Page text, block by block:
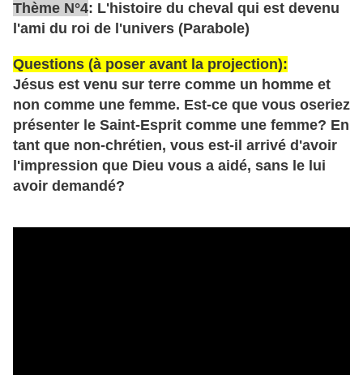
Thème N°4: L'histoire du cheval qui est devenu
l'ami du roi de l'univers (Parabole)
Questions (à poser avant la projection):
Jésus est venu sur terre comme un homme et
non comme une femme. Est-ce que vous oseriez
présenter le Saint-Esprit comme une femme? En
tant que non-chrétien, vous est-il arrivé d'avoir
l'impression que Dieu vous a aidé, sans le lui
avoir demandé?